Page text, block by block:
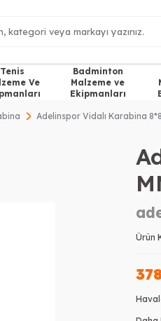
Tenis
Ve
Badminton
Malzeme ve
Ekipmanları
Adelinspor Vidalı Karabina
Ürün